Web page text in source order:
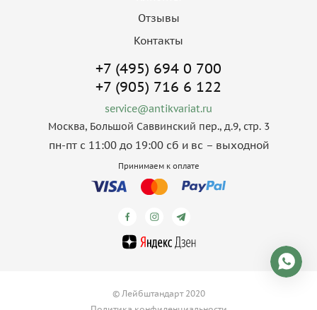
Отзывы
Контакты
+7 (495) 694 0 700
+7 (905) 716 6 122
service@antikvariat.ru
Москва, Большой Саввинский пер., д.9, стр. 3
пн-пт с 11:00 до 19:00 сб и вс – выходной
Принимаем к оплате
© Лейбштандарт 2020